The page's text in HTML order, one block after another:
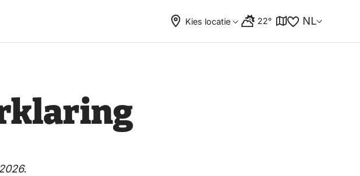
Kies locatie 22° NL
.